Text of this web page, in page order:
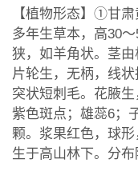
【植物形态】①甘
多年生草本，高30
狭，如羊角状。茎
片轮生，无柄，线
突状短刺毛。花腋
紫色斑点；雄蕊6；
颗。浆果红色，球形
生于高山林下。分布